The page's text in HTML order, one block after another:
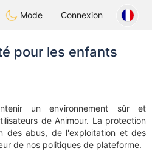
Animour
Mode Connexion
pour les enfants
un environnement sûr et
de Animour. La protection
des abus, de l'exploitation et des
de nos politiques de plateforme.